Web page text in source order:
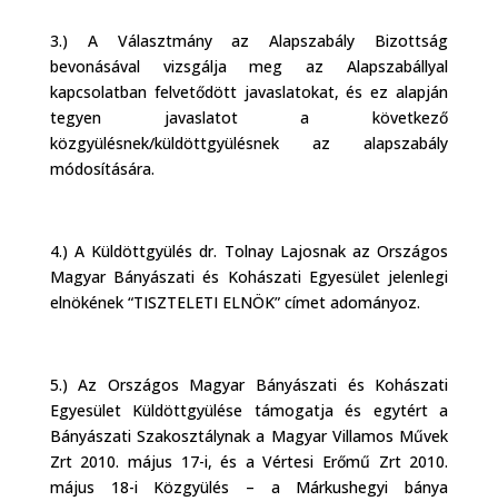
3.) A Választmány az Alapszabály Bizottság
bevonásával vizsgálja meg az Alapszabállyal
kapcsolatban felvetődött javaslatokat, és ez alapján
tegyen javaslatot a következő
közgyülésnek/küldöttgyülésnek az alapszabály
módosítására.
4.) A Küldöttgyülés dr. Tolnay Lajosnak az Országos
Magyar Bányászati és Kohászati Egyesület jelenlegi
elnökének “TISZTELETI ELNÖK” címet adományoz.
5.) Az Országos Magyar Bányászati és Kohászati
Egyesület Küldöttgyülése támogatja és egytért a
Bányászati Szakosztálynak a Magyar Villamos Művek
Zrt 2010. május 17-i, és a Vértesi Erőmű Zrt 2010.
május 18-i Közgyülés – a Márkushegyi bánya